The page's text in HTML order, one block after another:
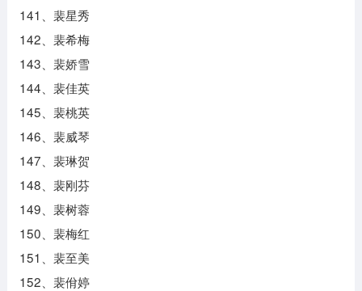
141、裴星秀
142、裴希梅
143、裴娇雪
144、裴佳英
145、裴桃英
146、裴威琴
147、裴琳贺
148、裴刚芬
149、裴树蓉
150、裴梅红
151、裴至美
152、裴佾婷